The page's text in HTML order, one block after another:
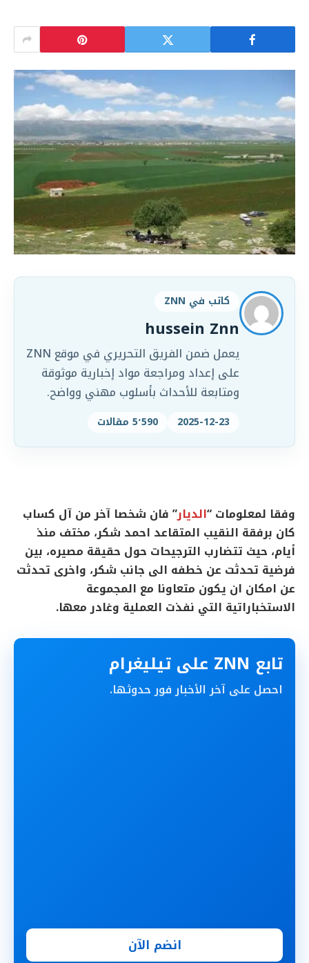
كاتب في ZNN
hussein Znn
يعمل ضمن الفريق التحريري في موقع ZNN
على إعداد ومراجعة مواد إخبارية موثوقة
ومتابعة للأحداث بأسلوب مهني وواضح.
2025-12-23 5٬590 مقالات
وفقا لمعلومات “الديار” فان شخصا آخر من آل كساب
كان برفقة النقيب المتقاعد احمد شكر، مختف منذ
أيام، حيث تتضارب الترجيحات حول حقيقة مصيره، بين
فرضية تحدثت عن خطفه الى جانب شكر، واخرى تحدثت
عن امكان ان يكون متعاونا مع المجموعة
الاستخباراتية التي نفذت العملية وغادر معها.
تابع ZNN على تيليغرام
احصل على آخر الأخبار فور حدوثها.
انضم الآن